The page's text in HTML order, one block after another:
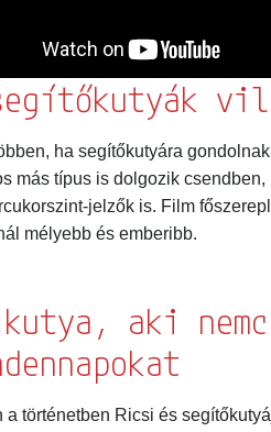
ha segítőkutyára
más típus is dolgozik
jelzők is. Film
mélyebb és emberibb.
kutya, aki
a történetben Ricsi és
Engedélykérés *
Az általad megadott adatokat
hírlevél küldése érdekében
ehhez!
Bármikor leiratkozhatsz a
adatvédelmi előírásoknak
tájékozódhatsz, a következő